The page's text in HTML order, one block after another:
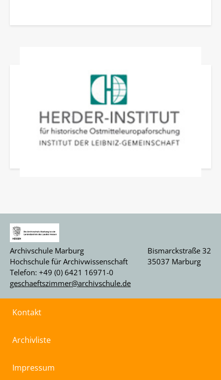
Archivschule Marburg
Hochschule für Archivwissenschaft
Bismarckstraße 32
35037 Marburg
Telefon: +49 (0) 6421 16971-0
geschaeftszimmer@archivschule.de
Kontakt
Archivliste
Impressum